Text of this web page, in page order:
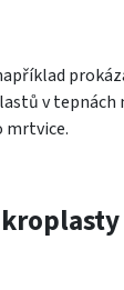
v tepnách
mrtvice.